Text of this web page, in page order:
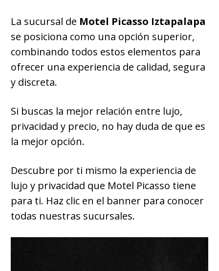
La sucursal de Motel Picasso Iztapalapa
se posiciona como una opción superior,
combinando todos estos elementos para
ofrecer una experiencia de calidad, segura
y discreta.
Si buscas la mejor relación entre lujo,
privacidad y precio, no hay duda de que es
la mejor opción.
Descubre por ti mismo la experiencia de
lujo y privacidad que Motel Picasso tiene
para ti. Haz clic en el banner para conocer
todas nuestras sucursales.